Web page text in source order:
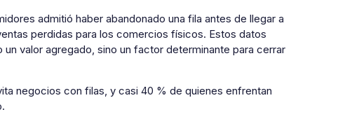
admitió haber abandonado una fila antes de llegar a
perdidas para los comercios físicos. Estos datos
valor agregado, sino un factor determinante para cerrar
negocios con filas, y casi 40 % de quienes enfrentan